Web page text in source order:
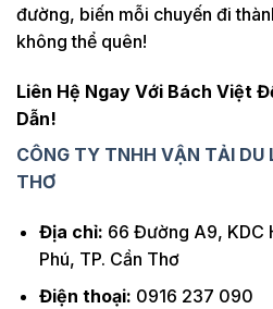
đường, biến mỗi chuyến đi
không thể quên!
Liên Hệ Ngay Với Bách Việt
Dẫn!
CÔNG TY TNHH VẬN TẢI DU
THƠ
Địa chỉ: 66 Đường A9, KDC
Phú, TP. Cần Thơ
Điện thoại: 0916 237 090